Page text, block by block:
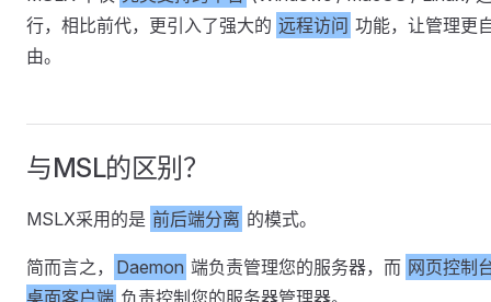
行，相比前代，更引入了强大的 远程访问 功能，让管理更
由。
与MSL的区别？
MSLX采用的是 前后端分离 的模式。
简而言之， Daemon 端负责管理您的服务器，而 网页控制
桌面客户端 负责控制您的服务器管理器。